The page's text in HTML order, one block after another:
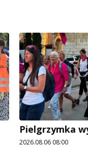
Pielgrzymka
2026.08.06 08:00